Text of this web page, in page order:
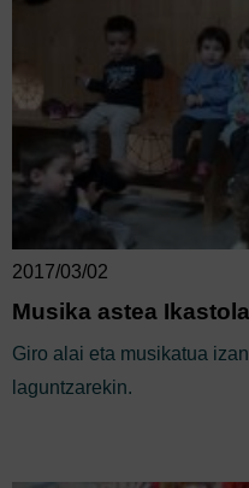
2017/03/02
Musika astea
Giro alai eta musikatua
laguntzarekin.